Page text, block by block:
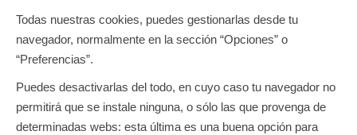
Todas nuestras cookies, puedes gestionarlas desde tu
navegador, normalmente en la sección “Opciones” o
“Preferencias”.
Puedes desactivarlas del todo, en cuyo caso tu navegador no
permitirá que se instale ninguna, o sólo las que provenga de
determinadas webs: esta última es una buena opción para